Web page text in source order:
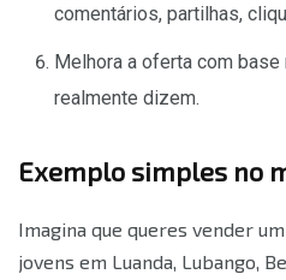
comentários, partilhas,
Melhora a oferta com
realmente dizem.
Exemplo simples no
Imagina que queres vender
jovens em Luanda, Lubango,